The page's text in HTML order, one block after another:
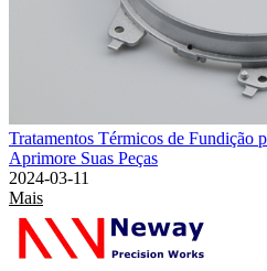
Tratamentos Térmicos de Fundição
Aprimore Suas Peças
2024-03-11
Mais